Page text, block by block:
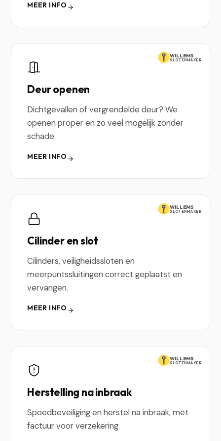
MEER INFO
WILLEMS
SLOTENMAKER
Deur openen
Dichtgevallen of vergrendelde deur? We
openen proper en zo veel mogelijk zonder
schade.
MEER INFO
WILLEMS
SLOTENMAKER
Cilinder en slot
Cilinders, veiligheidssloten en
meerpuntssluitingen correct geplaatst en
vervangen.
MEER INFO
WILLEMS
SLOTENMAKER
Herstelling na inbraak
Spoedbeveiliging en herstel na inbraak, met
factuur voor verzekering.